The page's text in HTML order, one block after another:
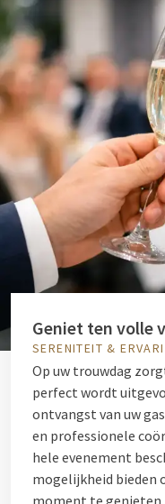
Geniet ten volle
SERENITEIT &
Op uw trouwdag
perfect wordt
ontvangst van uw
en professionele
hele evenement
mogelijkheid bieden
moment te genieten.